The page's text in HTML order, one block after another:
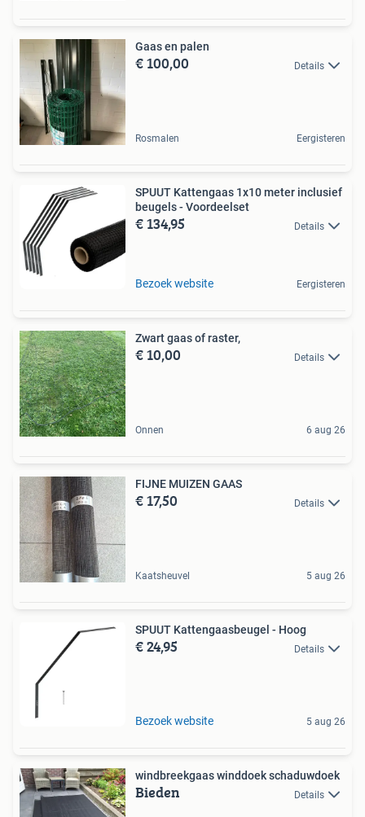
Gaas en palen
€ 100,00 Details
Rosmalen Eergisteren
SPUUT Kattengaas 1x10 meter inclusief
beugels - Voordeelset
€ 134,95 Details
Bezoek website Eergisteren
Zwart gaas of raster,
€ 10,00 Details
Onnen 6 aug 26
FIJNE MUIZEN GAAS
€ 17,50 Details
Kaatsheuvel 5 aug 26
SPUUT Kattengaasbeugel - Hoog
€ 24,95 Details
Bezoek website 5 aug 26
windbreekgaas winddoek schaduwdoek
Bieden Details